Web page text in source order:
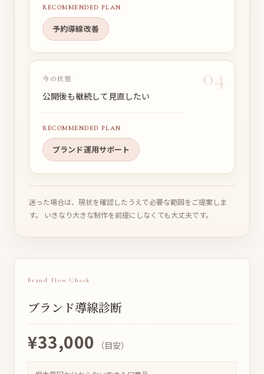
RECOMMENDED PLAN
予約導線改善
04
今の状態
公開後も継続して見直したい
RECOMMENDED PLAN
ブランド運用サポート
迷った場合は、現状を確認したうえで必要な範囲をご提案しま
す。
いきなり大きな制作を前提にしなくても大丈夫です。
Brand Flow Check
ブランド導線診断
¥33,000 （目安）